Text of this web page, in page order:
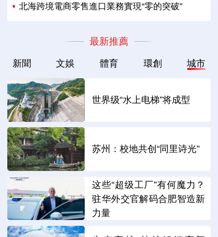
北海跨境電商零售進口業務實現“零的突破”
最新推薦
新聞 文娛 體育 環創 城市
世界级“水上电梯”将成型
苏州：校地共创“同里诗光”
这些“超级工厂”有何魔力？
驻华外交官解码合肥智造新
力量